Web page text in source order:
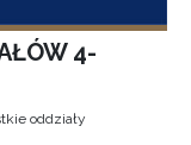
4-
oddziały